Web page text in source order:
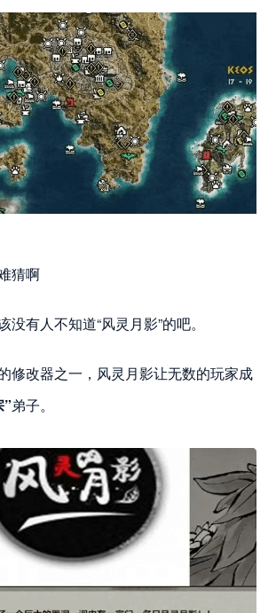
猜啊
有人不知道“风灵月影”的吧。
修改器之一，风灵月影让无数的玩家成
弟子。